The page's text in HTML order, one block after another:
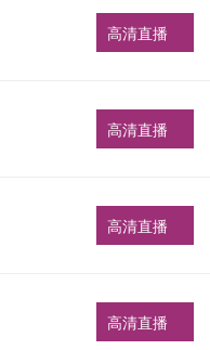
高清直播
高清直播
高清直播
高清直播